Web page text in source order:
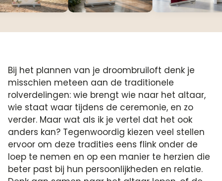
Bij het plannen van je droombruiloft denk je
misschien meteen aan de traditionele
rolverdelingen: wie brengt wie naar het altaar,
wie staat waar tijdens de ceremonie, en zo
verder. Maar wat als ik je vertel dat het ook
anders kan? Tegenwoordig kiezen veel stellen
ervoor om deze tradities eens flink onder de
loep te nemen en op een manier te herzien die
beter past bij hun persoonlijkheden en relatie.